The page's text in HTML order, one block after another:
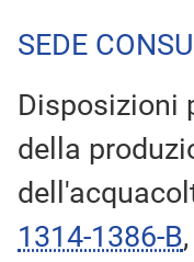
SEDE
Disposizioni
della
1314-1386-B